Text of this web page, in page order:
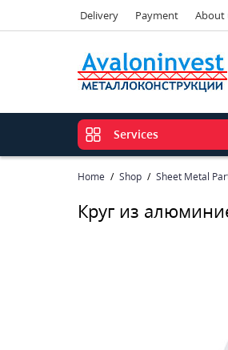
Delivery Payment About
Services
Home Shop Sheet Metal
Круг из